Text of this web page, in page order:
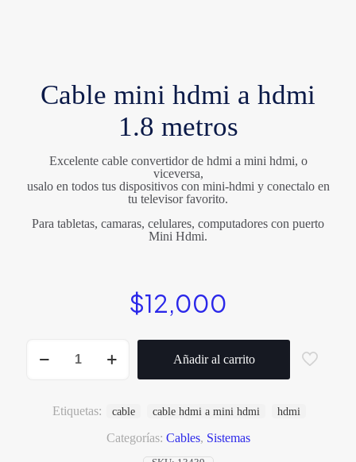
Cable mini hdmi a hdmi
1.8 metros
Excelente cable convertidor de hdmi a mini hdmi, o
viceversa,
usalo en todos tus dispositivos con mini-hdmi y conectalo en
tu televisor favorito.
Para tabletas, camaras, celulares, computadores con puerto
Mini Hdmi.
$12,000
mini
Añadir al carrito
Categorías: Cables, Sistemas
Etiquetas: cable cable hdmi a mini hdmi hdmi